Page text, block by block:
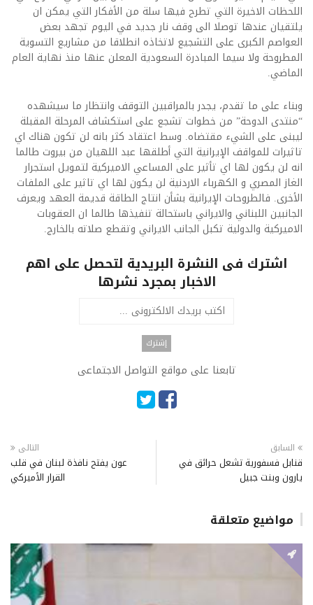
اللحظات الاخيرة التي تطرح فيها سلة من الأفكار التي يمكن ان
يلتقيان عندها توصلا الى وقف نار جديد في اليوم تجهد بعض
العواصم الكبرى على التشجيع لاتخاذه انطلاقا من مشاريع التسوية
المطروحة ولا سيما المبادرة السعودية المعلن عنها منذ نهاية العام
الماضي.
وبناء على ما تقدم، يجدر بالمراقبين التوقف وانتظار ما سيشهده
“منتدى الدوحة” من خطوات تشجع على استكشاف المرحلة المقبلة
ليبنى على الشيء مقتضاه. وسط اعتقاد كثر بانه لن تكون هناك اي
تاثيرات للمواقف الإيرانية التي أطلقها عبد اللهيان من بيروت طالما
انه لن يكون لها اي تأثير على المساعي الاميركية لتمويل استجرار
الغاز المصري و الكهرباء الاردنية لن يكون لها اي تاثير على الملفات
الأخرى. فالطروحات الإيرانية بشأن انتاج الطاقة قديمة العهد ويعرف
الجانبين اللبناني والايراني باستحالة تنفيذها طالما ان العقوبات
الاميركية والدولية تكبل الجانب الايراني وتقطع صلاته بالخارج.
اشترك فى النشرة البريدية لتحصل على اهم
الاخبار بمجرد نشرها
تابعنا على مواقع التواصل الاجتماعى
السابق
قنابل فسفورية تشعل حرائق في
يارون وبنت جبيل
التالى
عون يفتح نافذة لبنان في قلب
القرار الأميركي
مواضيع متعلقة